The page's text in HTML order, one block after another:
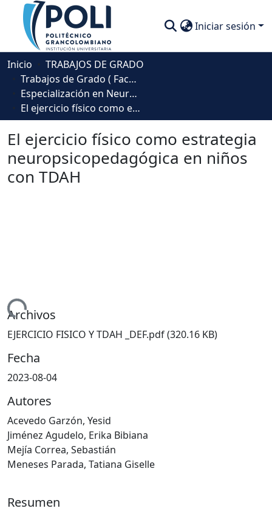
Iniciar sesión
Comunidades
Descubre
Estadísticas
Inicio
TRABAJOS DE GRADO
Trabajos de Grado ( Facultad de Sociedad, Cultura y Creatividad)
Especialización en Neuropsicología Escolar - Medellín
El ejercicio físico como estrategia neuropsicopedagógica en niños con TDAH
El ejercicio físico como estrategia
neuropsicopedagógica en niños
con TDAH
Archivos
EJERCICIO FISICO Y TDAH _DEF.pdf(320.16 KB)
Fecha
2023-08-04
Autores
Acevedo Garzón, Yesid
Jiménez Agudelo, Erika Bibiana
Mejía Correa, Sebastián
Meneses Parada, Tatiana Giselle
Resumen